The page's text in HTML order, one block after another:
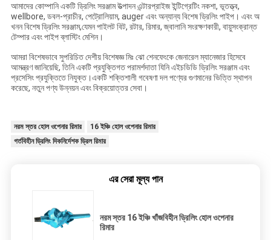
আমাদের কোম্পানি একটি ড্রিলিং সরঞ্জাম উত্পাদন এন্টারপ্রাইজ ইন্টিগ্রেটিং নকশা, ভূতত্ত্ব,
wellbore, ডবল-প্রাচীর, পেট্রোলিয়াম, auger এবং অন্যান্য বিশেষ ড্রিলিং পাইপ। এবং অ
খনন বিশেষ ড্রিলিং সরঞ্জাম,যেমন পাইলট বিট, রটার, রিমার, জ্বালানি সংরক্ষণকারী, বায়ুসংক্রান্ত
টেম্পার এবং পাইপ ব্লাস্টিং মেশিন।
আমরা বিশেষভাবে সুপরিচিত দেশীয় বিশেষজ্ঞ মিঃ ঝো শেনফেংকে জেনারেল ম্যানেজার হিসেবে
আমন্ত্রণ জানিয়েছি, তিনি একটি প্রযুক্তিগত পরামর্শদাতা যিনি এইচডিডি ড্রিলিং সরঞ্জাম এবং
প্রসেসিং প্রযুক্তিতে নিযুক্ত।একটি শক্তিশালী গবেষণা দল পণ্যের গুণমানের ভিত্তি স্থাপন
করেছে, নতুন পণ্য উন্নয়ন এবং বিক্রয়োত্তর সেবা।
নরম স্তর হোল ওপেনার রিমার
16 ইঞ্চি হোল ওপেনার রিমার
গর্তবিহীন ড্রিলিং দিকনির্দেশক ড্রিল রিমার
এর সেরা মূল্য পান
নরম স্তর 16 ইঞ্চি খাঁজবিহীন ড্রিলিং হোল ওপেনার
রিমার